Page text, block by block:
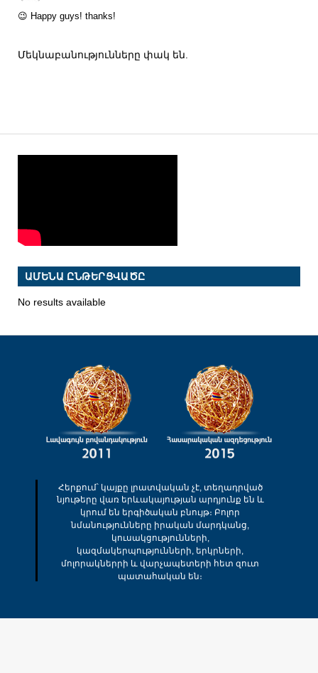
😉 Happy guys! thanks!
Մեկնաբանությունները փակ են.
ԱՄԵՆԱ ԸՆԹԵՐՑՎԱԾԸ
No results available
Հերքում՝ կայքը լրատվական չէ, տեղադրված
նյութերը վառ երևակայության արդյունք են և
կրում են երգիծական բնույթ։ Բոլոր
նմանությունները իրական մարդկանց,
կուսակցությունների,
կազմակերպությունների, երկրների,
մոլորակներրի և վարչապետերի հետ զուտ
պատահական են։